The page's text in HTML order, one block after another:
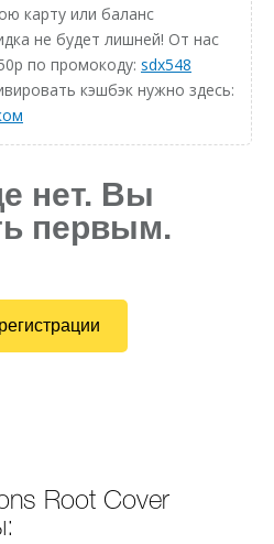
карту или баланс
не будет лишней! От нас
по промокоду: sdx548
кэшбэк нужно здесь:
нет. Вы
первым.
Root Cover